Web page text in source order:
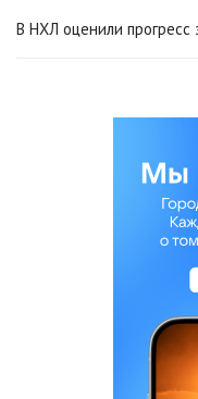
В НХЛ оценили